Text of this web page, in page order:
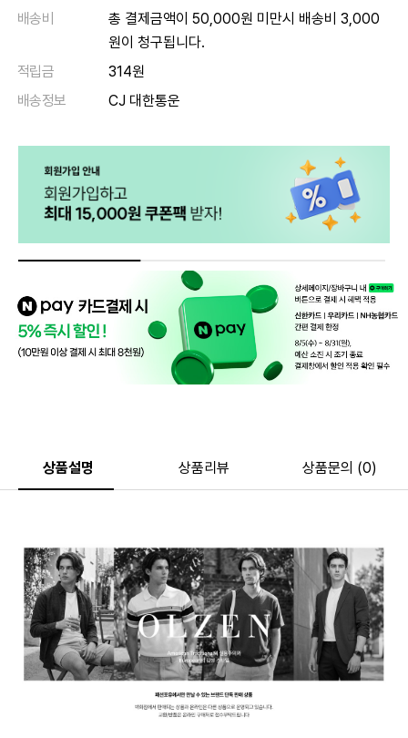
배송비
총 결제금액이 50,000원 미만시 배송비 3,000
원이 청구됩니다.
적립금
314원
배송정보
CJ 대한통운
상품설명 상품리뷰 상품문의 (0)